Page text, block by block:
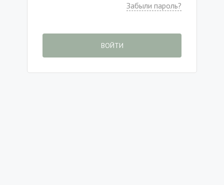
Забыли пароль?
ВОЙТИ